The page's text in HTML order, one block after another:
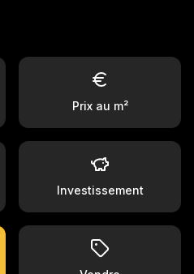
Prix au m²
Investissement